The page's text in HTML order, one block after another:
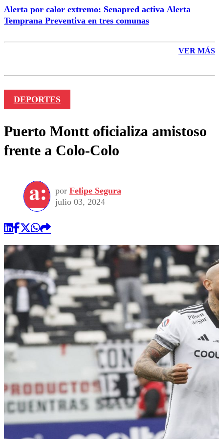
Alerta por calor extremo: Senapred activa Alerta
Temprana Preventiva en tres comunas
VER MÁS
DEPORTES
Puerto Montt oficializa amistoso
frente a Colo-Colo
por Felipe Segura
julio 03, 2024